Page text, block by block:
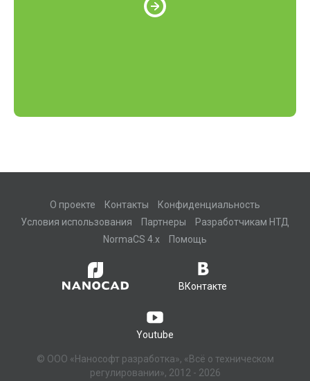
О проекте Контакты
Конфиденциальность
Условия использования
Партнеры
Разработчикам НТД
NormaCS 4.x
Помощь
ВКонтакте
Youtube
© ООО «Нанософт разработка», «Всё о техническом
регулировании», 2012 - 2026